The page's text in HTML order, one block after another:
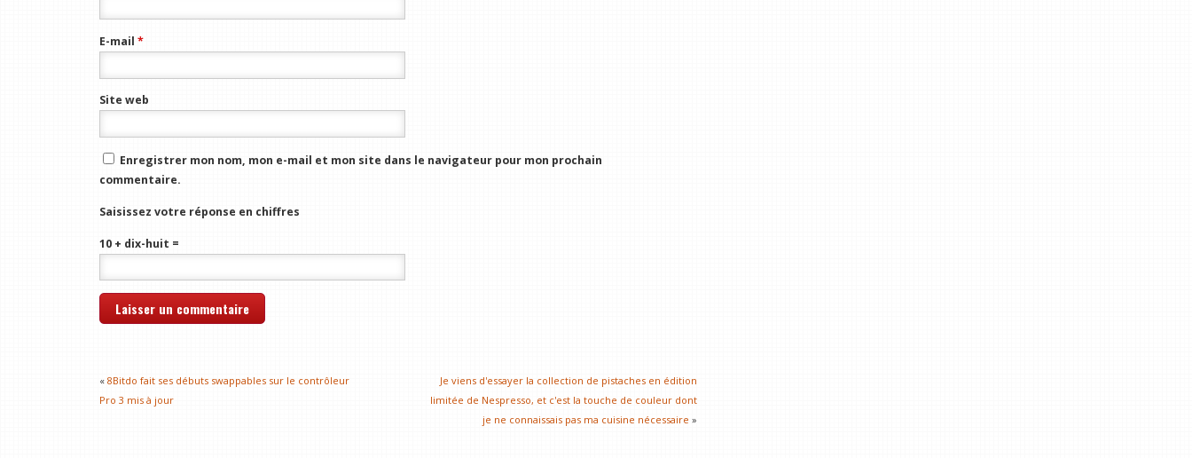
E-mail *
Site web
Enregistrer mon nom, mon e-mail et mon site dans le navigateur pour mon prochain
commentaire.
Saisissez votre réponse en chiffres
10 + dix-huit =
« 8Bitdo fait ses débuts swappables sur le contrôleur
Pro 3 mis à jour
Je viens d'essayer la collection de pistaches en édition
limitée de Nespresso, et c'est la touche de couleur dont
je ne connaissais pas ma cuisine nécessaire »